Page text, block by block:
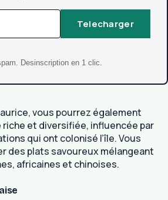
Telecharger
Desinscription en 1 clic.
vous pourrez également
et diversifiée, influencée par
qui ont colonisé l’île. Vous
des plats savoureux mélangeant
africaines et chinoises.